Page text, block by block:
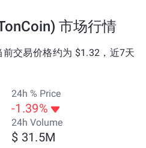
市场行情
交易价格约为 $1.32，近7天
24h % Price
-1.39%
24h Volume
$ 31.5M